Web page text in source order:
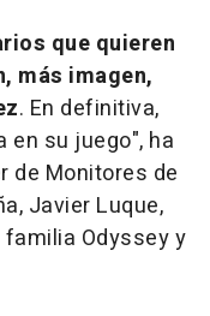
que quieren
más imagen,
. En definitiva,
en su juego", ha
de Monitores de
Javier Luque,
Odyssey y